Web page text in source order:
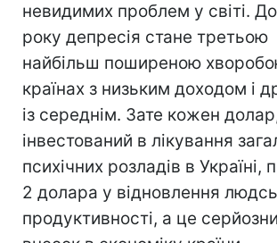
невидимих проблем у світі.
року депресія стане третьою
найбільш поширеною
країнах з низьким доходом і
із середнім. Зате кожен
інвестований в лікування
психічних розладів в Україні,
2 долара у відновлення
продуктивності, а це